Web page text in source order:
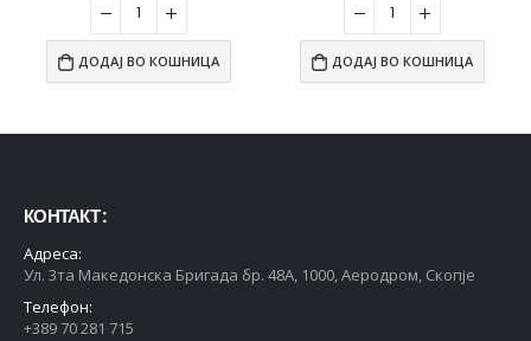
ДОДАЈ ВО КОШНИЦА ДОДАЈ ВО КОШНИЦА
КОНТАКТ :
Адреса:
Ул. 3та Македонска Бригада бр. 48А, 1000, Аеродром, Скопје
Телефон:
+389 70 281 715